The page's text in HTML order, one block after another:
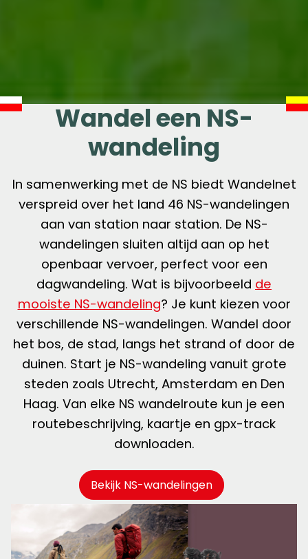
Wandel een NS-
wandeling
In samenwerking met de NS biedt Wandelnet
verspreid over het land 46 NS-wandelingen
aan van station naar station. De NS-
wandelingen sluiten altijd aan op het
openbaar vervoer, perfect voor een
dagwandeling. Wat is bijvoorbeeld de
mooiste NS-wandeling? Je kunt kiezen voor
verschillende NS-wandelingen. Wandel door
het bos, de stad, langs het strand of door de
duinen. Start je NS-wandeling vanuit grote
steden zoals Utrecht, Amsterdam en Den
Haag. Van elke NS wandelroute kun je een
routebeschrijving, kaartje en gpx-track
downloaden.
Bekijk NS-wandelingen